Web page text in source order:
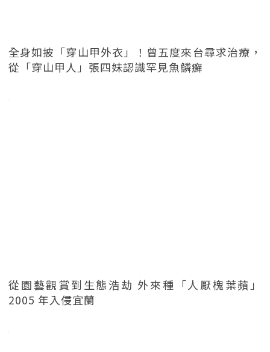
全身如披「穿山甲外衣」！曾五度來台尋求治療，
從「穿山甲人」張四妹認識罕見魚鱗癬
從園藝觀賞到生態浩劫 外來種「人厭槐葉蘋」
2005 年入侵宜蘭